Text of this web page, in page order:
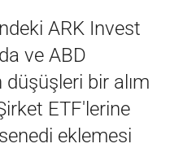
ARK Invest
ve ABD
bir alım
ETF'lerine
eklemesi